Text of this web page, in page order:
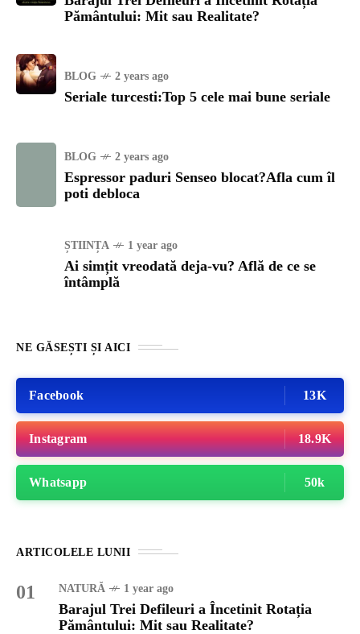
Pământului: Mit sau Realitate?
BLOG 2 years ago
Seriale turcesti:Top 5 cele mai bune seriale
BLOG 2 years ago
Espressor paduri Senseo blocat?Afla cum îl
poti debloca
ȘTIINȚA 1 year ago
Ai simțit vreodată deja-vu? Află de ce se
întâmplă
NE GĂSEȘTI ȘI AICI
Facebook 13K
Instagram 18.9K
Whatsapp 50k
ARTICOLELE LUNII
01 NATURĂ 1 year ago
Barajul Trei Defileuri a Încetinit Rotația
Pământului: Mit sau Realitate?